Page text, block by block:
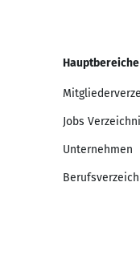
Hauptbereiche
Jobs
Unternehmen